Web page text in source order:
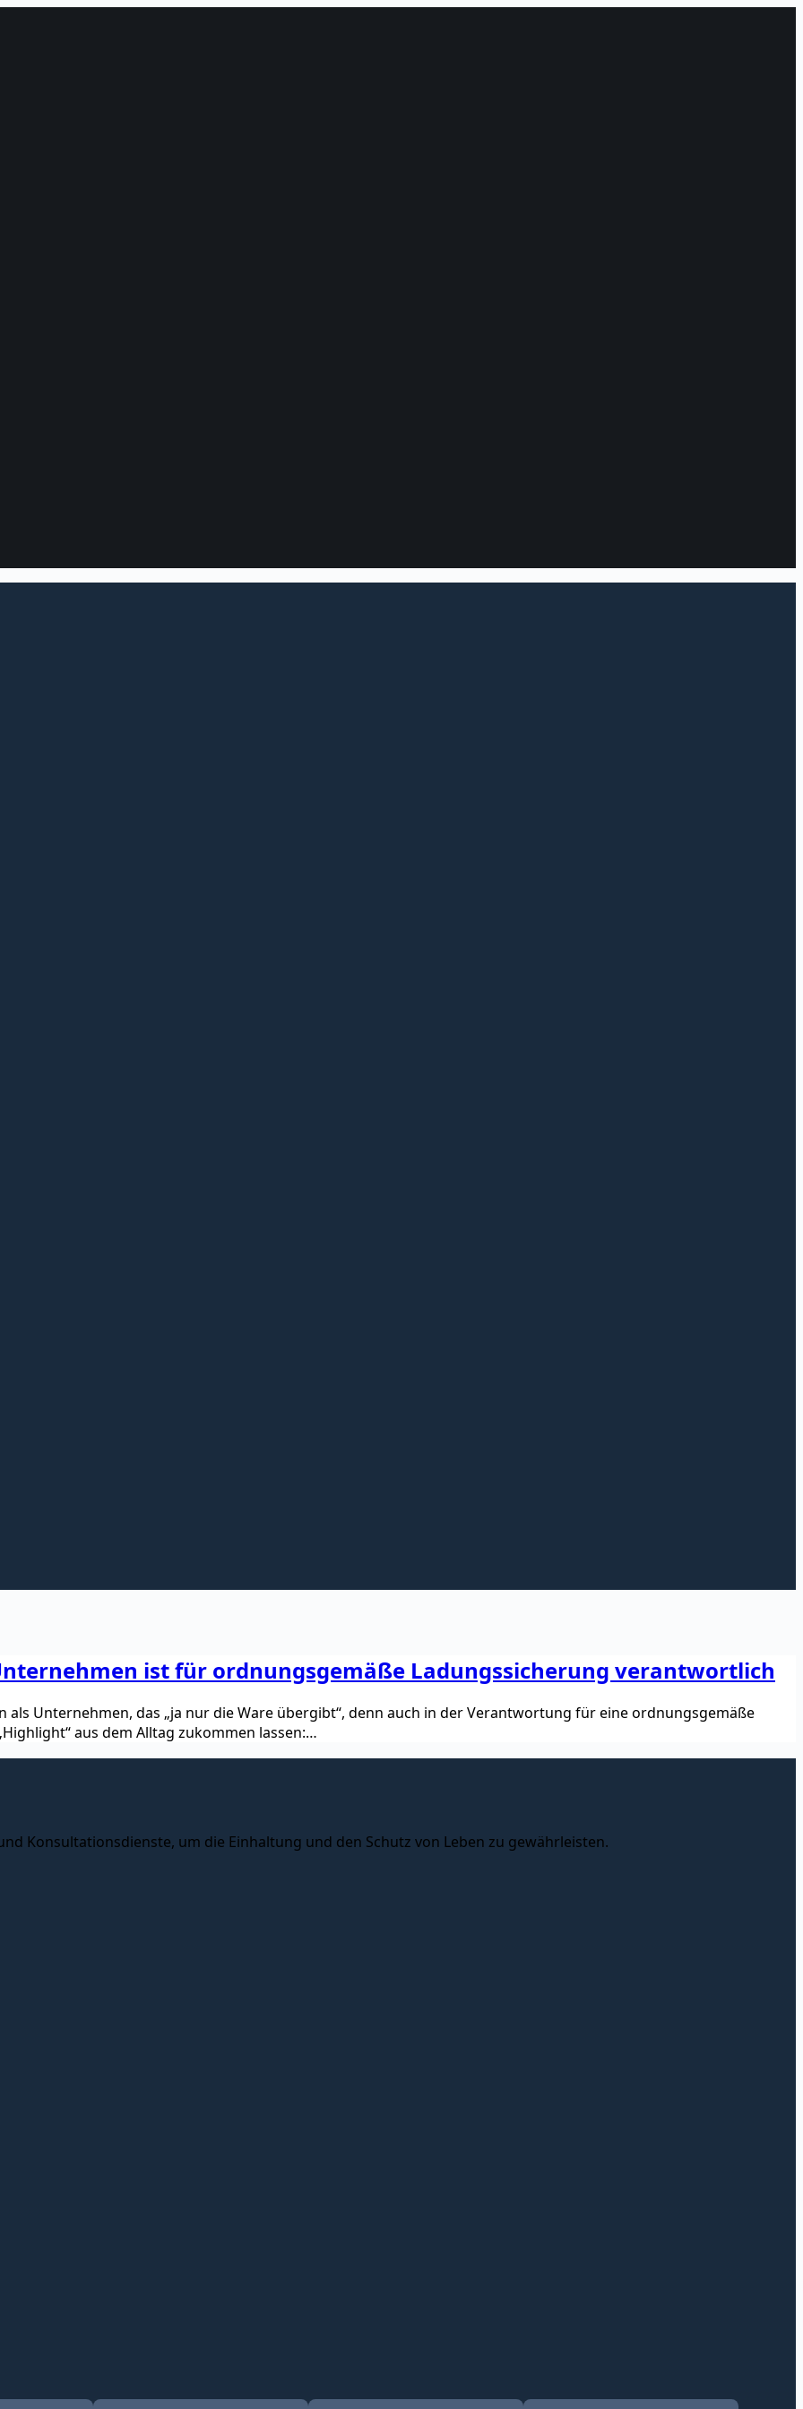
ist für ordnungsgemäße Ladungssicherung verantwortlich
Unternehmen, das „ja nur die Ware übergibt“, denn auch in der Verantwortung für eine ordnungsgemäße
aus dem Alltag zukommen lassen:…
Konsultationsdienste, um die Einhaltung und den Schutz von Leben zu gewährleisten.